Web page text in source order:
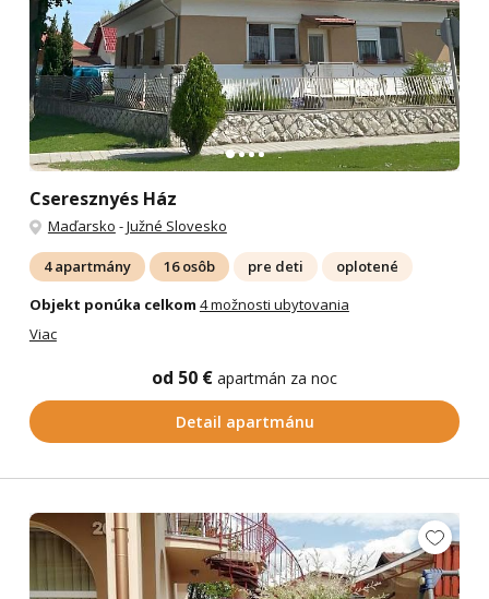
Cseresznyés Ház
Maďarsko -Južné Slovesko
4 apartmány 16 osôb pre deti
oplotené
Objekt ponúka celkom 4 možnosti ubytovania
Viac
od 50 € apartmán za noc
Detail apartmánu